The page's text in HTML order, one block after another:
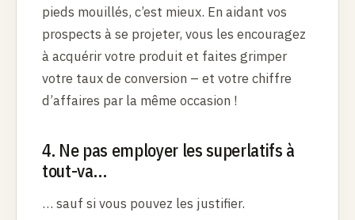
pieds mouillés, c’est mieux. En aidant vos
prospects à se projeter, vous les encouragez
à acquérir votre produit et faites grimper
votre taux de conversion – et votre chiffre
d’affaires par la même occasion !
4. Ne pas employer les superlatifs à
tout-va…
… sauf si vous pouvez les justifier.